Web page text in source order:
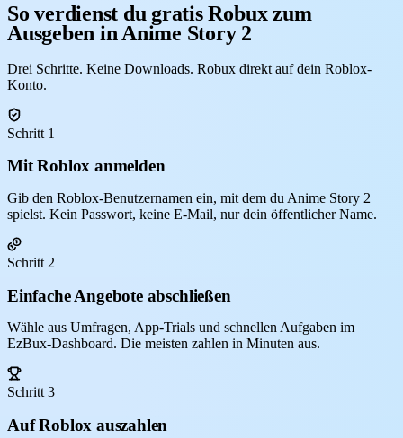
So verdienst du gratis Robux zum
Ausgeben in Anime Story 2
Drei Schritte. Keine Downloads. Robux direkt auf dein Roblox-
Konto.
Schritt 1
Mit Roblox anmelden
Gib den Roblox-Benutzernamen ein, mit dem du Anime Story 2
spielst. Kein Passwort, keine E-Mail, nur dein öffentlicher Name.
Schritt 2
Einfache Angebote abschließen
Wähle aus Umfragen, App-Trials und schnellen Aufgaben im
EzBux-Dashboard. Die meisten zahlen in Minuten aus.
Schritt 3
Auf Roblox auszahlen